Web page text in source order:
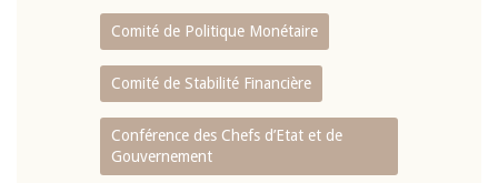
Comité de Politique Monétaire
Comité de Stabilité Financière
Conférence des Chefs d’Etat et de
Gouvernement